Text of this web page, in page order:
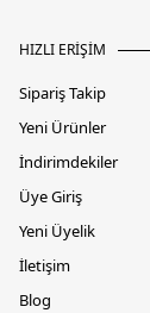
HIZLI ERİŞİM
Sipariş Takip
Yeni Ürünler
İndirimdekiler
Üye Giriş
Yeni Üyelik
İletişim
Blog